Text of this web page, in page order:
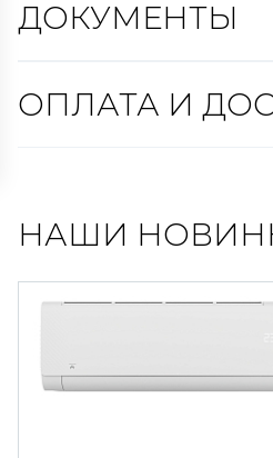
ДОКУМЕНТЫ
ОПЛАТА И
НАШИ